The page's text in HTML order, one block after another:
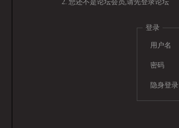
登录
用户名
密码
隐身登录